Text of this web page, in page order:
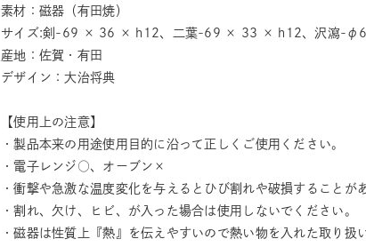
素材：磁器（有田焼）
サイズ:剣-69 × 36 × h12、二葉-69 × 33 × h12、沢瀉-
産地：佐賀・有田
デザイン：大治将典
【使用上の注意】
・製品本来の用途使用目的に沿って正しくご使用ください。
・電子レンジ○、オーブン×
・衝撃や急激な温度変化を与えるとひび割れや破損することが
・割れ、欠け、ヒビ、が入った場合は使用しないでください。
・磁器は性質上『熱』を伝えやすいので熱い物を入れた取り扱